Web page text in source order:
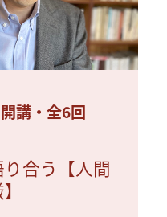
講・全6回
合う【人間